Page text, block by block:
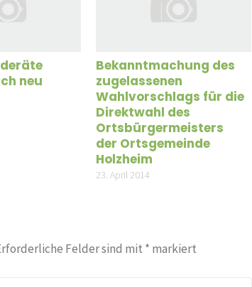
neu
Bekanntmachung des
zugelassenen
Wahlvorschlags für die
Direktwahl des
Ortsbürgermeisters
der Ortsgemeinde
Holzheim
23. April 2014
Felder sind mit * markiert